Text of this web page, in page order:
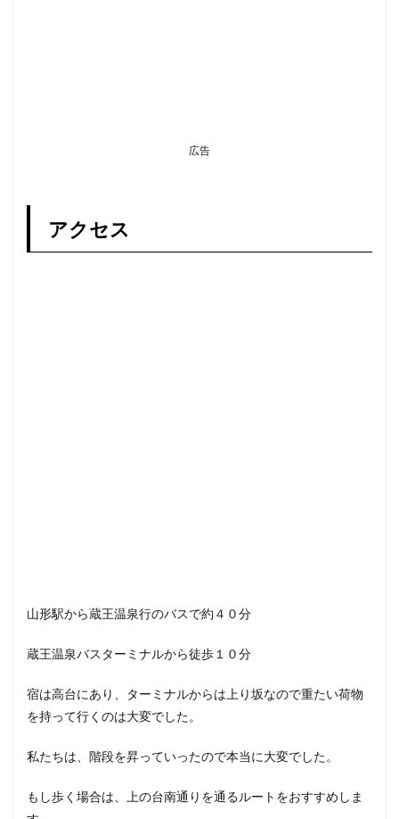
広告
アクセス
山形駅から蔵王温泉行のバスで約４０分
蔵王温泉バスターミナルから徒歩１０分
宿は高台にあり、ターミナルからは上り坂なので重たい荷物
を持って行くのは大変でした。
私たちは、階段を昇っていったので本当に大変でした。
もし歩く場合は、上の台南通りを通るルートをおすすめしま